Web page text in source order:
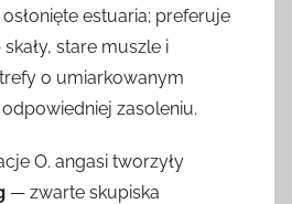
estuaria; preferuje
stare muszle i
o umiarkowanym
zasoleniu.
O. angasi tworzyły
— zwarte skupiska